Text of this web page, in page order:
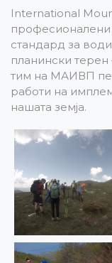
International
стандард за
планински терен
тим на МАИВП
работи на
нашата земја.